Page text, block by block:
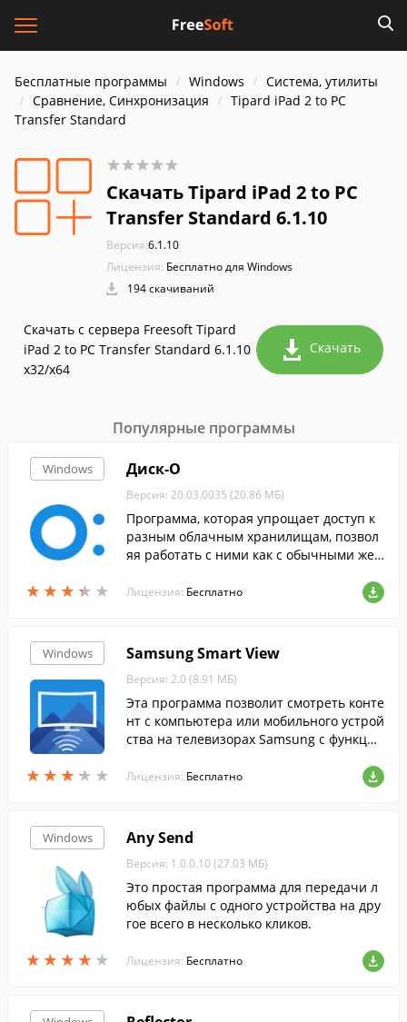
Бесплатные программы Windows
Система, утилиты
Сравнение, Синхронизация
Tipard iPad 2 to PC
Transfer Standard
Скачать Tipard iPad 2 to PC
Transfer Standard 6.1.10
Версия:6.1.10
Лицензия: Бесплатно для Windows
194 скачиваний
Скачать с сервера Freesoft Tipard
iPad 2 to PC Transfer Standard 6.1.10
x32/x64
Скачать
Популярные программы
Windows
★ ★ ★ ★ ★
★ ★ ★ ★ ★
Диск-О
Версия: 20.03.0035 (20.86 МБ)
Программа, которая упрощает доступ к
разным облачным хранилищам, позвол
яя работать с ними как с обычными жес
Лицензия: Бесплатно
Windows
★ ★ ★ ★ ★
★ ★ ★ ★ ★
Samsung Smart View
Версия: 2.0 (8.91 МБ)
Эта программа позволит смотреть конте
нт с компьютера или мобильного устрой
ства на телевизорах Samsung с функцие
Лицензия: Бесплатно
Windows
★ ★ ★ ★ ★
★ ★ ★ ★ ★
Any Send
Версия: 1.0.0.10 (27.03 МБ)
Это простая программа для передачи л
юбых файлы с одного устройства на дру
гое всего в несколько кликов.
Лицензия: Бесплатно